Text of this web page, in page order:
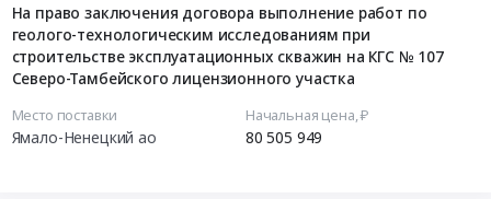
На право заключения договора выполнение работ по
геолого-технологическим исследованиям при
строительстве эксплуатационных скважин на КГС № 107
Северо-Тамбейского лицензионного участка
Место поставки
Ямало-Ненецкий ао
Начальная цена, ₽
80 505 949